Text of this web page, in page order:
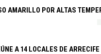
AMARILLO POR ALTAS
A 14 LOCALES DE ARRECIFE